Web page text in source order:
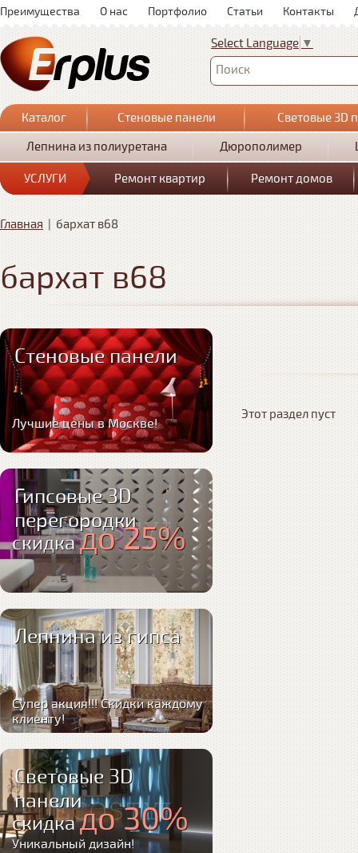
Преимущества О нас Портфолио Статьи Контакты
Select Language ▼
Поиск
Каталог Стеновые панели
Световые 3D
Лепнина из полиуретана
Дюрополимер
УСЛУГИ Ремонт квартир Ремонт домов
Главная | бархат в68
бархат в68
Этот раздел пуст
Стеновые панели
Лучшие цены в Москве!
Гипсовые 3D
перегородки
скидкадо 25%
Лепнина из гипса
Супер акция!!! Скидки каждому
клиенту!
Световые 3D
панели
скидкадо 30%
Уникальный дизайн!